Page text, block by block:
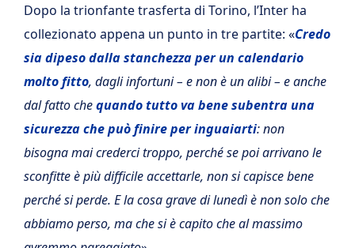
Dopo la trionfante trasferta di Torino, l’Inter ha
collezionato appena un punto in tre partite: «Credo
sia dipeso dalla stanchezza per un calendario
molto fitto, dagli infortuni – e non è un alibi – e anche
dal fatto chequando tutto va bene subentra una
sicurezza che può finire per inguaiarti: non
bisogna mai crederci troppo, perché se poi arrivano le
sconfitte è più difficile accettarle, non si capisce bene
perché si perde. E la cosa grave di lunedì è non solo che
abbiamo perso, ma che si è capito che al massimo